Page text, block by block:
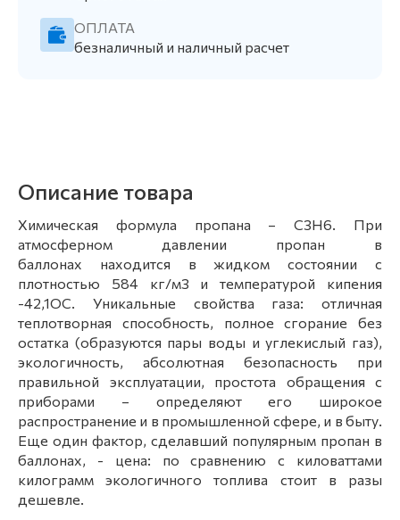
ОПЛАТА
безналичный и наличный расчет
Описание товара
Химическая формула пропана – C3H6. При
атмосферном давлении пропан в
баллонах находится в жидком состоянии с
плотностью 584 кг/м3 и температурой кипения
-42,1OС. Уникальные свойства газа: отличная
теплотворная способность, полное сгорание без
остатка (образуются пары воды и углекислый газ),
экологичность, абсолютная безопасность при
правильной эксплуатации, простота обращения с
приборами – определяют его широкое
распространение и в промышленной сфере, и в быту.
Еще один фактор, сделавший популярным пропан в
баллонах, - цена: по сравнению с киловаттами
килограмм экологичного топлива стоит в разы
дешевле.